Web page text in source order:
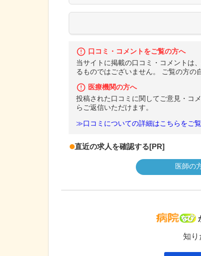
口コミ・コメントをご覧の方へ
当サイトに掲載の口コミ・コメントは
るものではございません。 ご覧の方の
医療機関の方へ
投稿された口コミに関してご意見・コ
らご返信いただけます。
≫口コミについての詳細はこちらをご覧
直近の求人を確認する[PR]
医師の
知り